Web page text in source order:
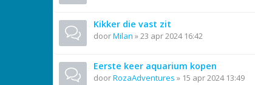
Kikker die vast zit
doorMilan »23 apr 2024 16:42
Eerste keer aquarium kopen
doorRozaAdventures » 15 apr 2024 13:49